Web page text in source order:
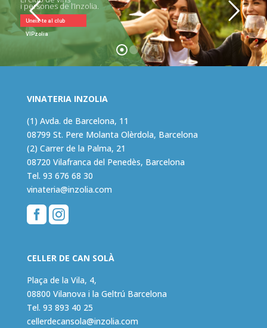
Uneix-te al club
VIPzolia
i persones de l’Inzolia.
VINATERIA INZOLIA
(1) Avda. de Barcelona, 11
08799 St. Pere Molanta Olèrdola, Barcelona
(2) Carrer de la Palma, 21
08720 Vilafranca del Penedès, Barcelona
Tel. 93 676 68 30
vinateria@inzolia.com

CELLER DE CAN SOLÀ
Plaça de la Vila, 4,
08800 Vilanova i la Geltrú Barcelona
Tel. 93 893 40 25
cellerdecansola@inzolia.com